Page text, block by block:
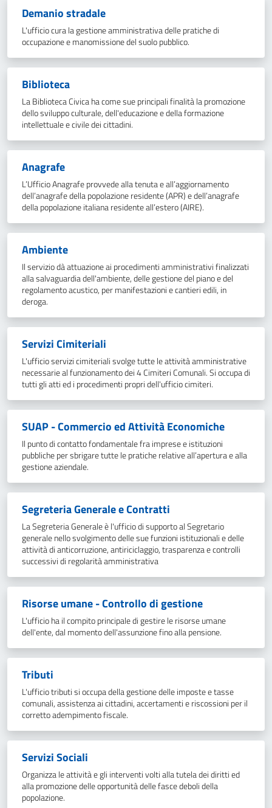
Demanio stradale
L'ufficio cura la gestione amministrativa delle pratiche di
occupazione e manomissione del suolo pubblico.
Biblioteca
La Biblioteca Civica ha come sue principali finalità la promozione
dello sviluppo culturale, dell'educazione e della formazione
intellettuale e civile dei cittadini.
Anagrafe
L’Ufficio Anagrafe provvede alla tenuta e all’aggiornamento
dell’anagrafe della popolazione residente (APR) e dell’anagrafe
della popolazione italiana residente all’estero (AIRE).
Ambiente
Il servizio dà attuazione ai procedimenti amministrativi finalizzati
alla salvaguardia dell'ambiente, delle gestione del piano e del
regolamento acustico, per manifestazioni e cantieri edili, in
deroga.
Servizi Cimiteriali
L'ufficio servizi cimiteriali svolge tutte le attività amministrative
necessarie al funzionamento dei 4 Cimiteri Comunali. Si occupa di
tutti gli atti ed i procedimenti propri dell'ufficio cimiteri.
SUAP - Commercio ed Attività Economiche
Il punto di contatto fondamentale fra imprese e istituzioni
pubbliche per sbrigare tutte le pratiche relative all’apertura e alla
gestione aziendale.
Segreteria Generale e Contratti
La Segreteria Generale è l'ufficio di supporto al Segretario
generale nello svolgimento delle sue funzioni istituzionali e delle
attività di anticorruzione, antiriciclaggio, trasparenza e controlli
successivi di regolarità amministrativa
Risorse umane - Controllo di gestione
L'ufficio ha il compito principale di gestire le risorse umane
dell'ente, dal momento dell'assunzione fino alla pensione.
Tributi
L'ufficio tributi si occupa della gestione delle imposte e tasse
comunali, assistenza ai cittadini, accertamenti e riscossioni per il
corretto adempimento fiscale.
Servizi Sociali
Organizza le attività e gli interventi volti alla tutela dei diritti ed
alla promozione delle opportunità delle fasce deboli della
popolazione.